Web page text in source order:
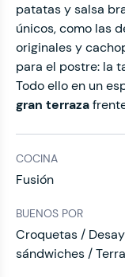
patatas y salsa
únicos, como las
originales y
para el postre: la
Todo ello en un
gran terraza
COCINA
Fusión
BUENOS POR
Croquetas /
sándwiches /